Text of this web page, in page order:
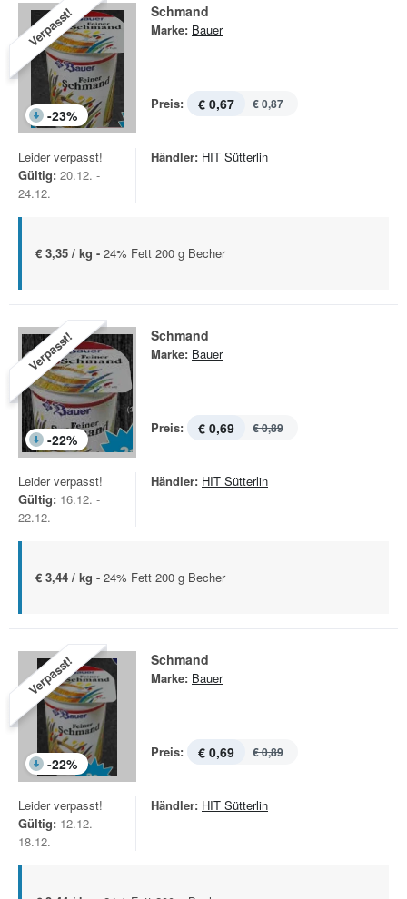
Verpasst!
-23%
Schmand
Marke: Bauer
Preis: € 0,67 € 0,87
Leider verpasst!
Gültig: 20.12. -
24.12.
Händler: HIT Sütterlin
€ 3,35 / kg - 24% Fett 200 g Becher
Verpasst!
-22%
Schmand
Marke: Bauer
Preis: € 0,69 € 0,89
Leider verpasst!
Gültig: 16.12. -
22.12.
Händler: HIT Sütterlin
€ 3,44 / kg - 24% Fett 200 g Becher
Verpasst!
-22%
Schmand
Marke: Bauer
Preis: € 0,69 € 0,89
Leider verpasst!
Gültig: 12.12. -
18.12.
Händler: HIT Sütterlin